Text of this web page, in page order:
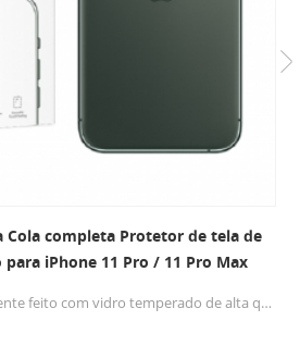
Cola completa Protetor de tela de
iPhone 11 Pro / 11 Pro Max
Este protetor de tela de lente feito com vidro temperado de alta qualidade , 0,33mm ultra fino desenhar, Dureza 9H , proteja eficazmente as lentes do seu iPhone 11 pro / 11 pro max contra quebrar .